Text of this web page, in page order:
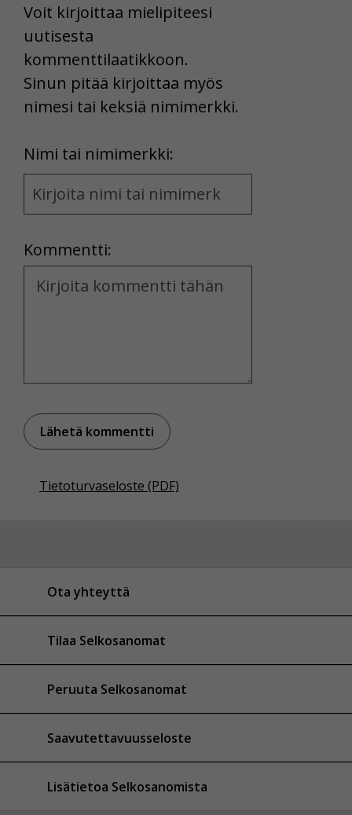
Voit kirjoittaa mielipiteesi
uutisesta
kommenttilaatikkoon.
Sinun pitää kirjoittaa myös
nimesi tai keksiä nimimerkki.
Nimi tai nimimerkki:
Name
and
Kommentti:
Kommentti
Tietoturvaseloste (PDF)
Ota yhteyttä
Tilaa Selkosanomat
Peruuta Selkosanomat
Saavutettavuusseloste
Lisätietoa Selkosanomista